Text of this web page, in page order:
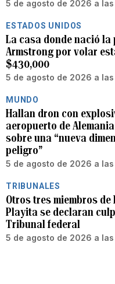
5 de agosto de 2026 a las
ESTADOS UNIDOS
La casa donde nació la
Armstrong por volar
$430,000
5 de agosto de 2026 a las
MUNDO
Hallan dron con
aeropuerto de
sobre una “nueva
peligro”
5 de agosto de 2026 a las
TRIBUNALES
Otros tres miembros de
Playita se declaran
Tribunal federal
5 de agosto de 2026 a las